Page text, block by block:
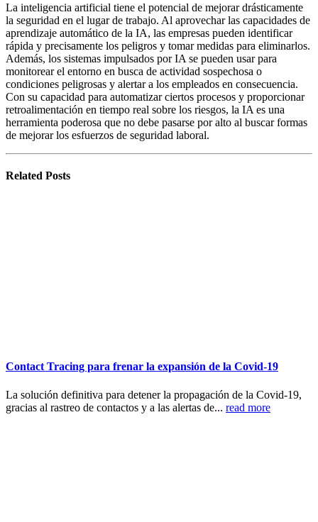
La inteligencia artificial tiene el potencial de mejorar drásticamente
la seguridad en el lugar de trabajo. Al aprovechar las capacidades de
aprendizaje automático de la IA, las empresas pueden identificar
rápida y precisamente los peligros y tomar medidas para eliminarlos.
Además, los sistemas impulsados por IA se pueden usar para
monitorear el entorno en busca de actividad sospechosa o
condiciones peligrosas y alertar a los empleados en consecuencia.
Con su capacidad para automatizar ciertos procesos y proporcionar
retroalimentación en tiempo real sobre los riesgos, la IA es una
herramienta poderosa que no debe pasarse por alto al buscar formas
de mejorar los esfuerzos de seguridad laboral.
Related Posts
Contact Tracing para frenar la expansión de la Covid-19
La solución definitiva para detener la propagación de la Covid-19,
gracias al rastreo de contactos y a las alertas de... read more